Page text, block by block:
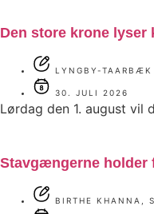
Den store krone
LYNGBY-TAARBÆK
30. JULI 2026
Lørdag den 1. august vil
Stavgængerne holder
BIRTHE KHANNA,